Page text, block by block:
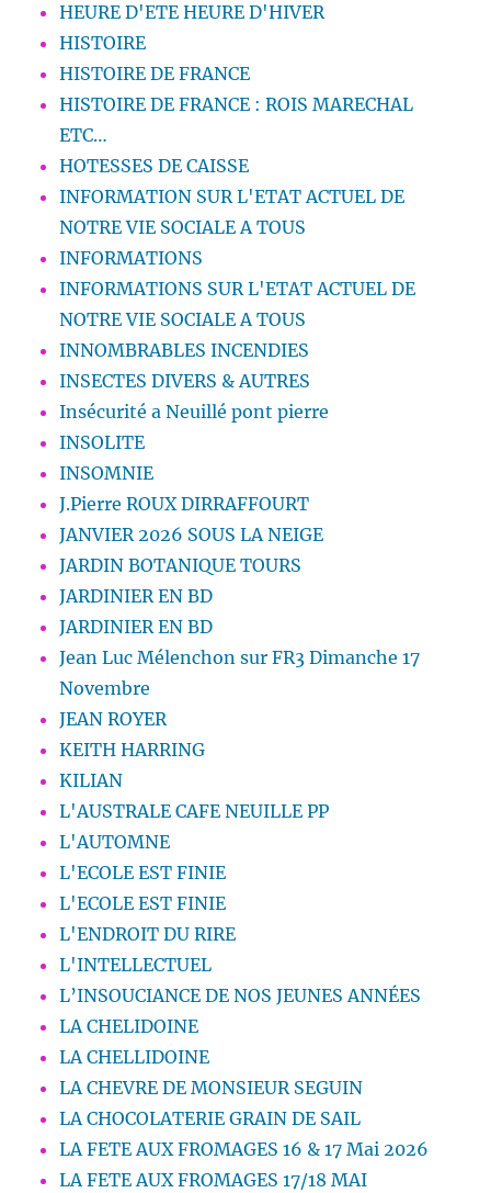
HEURE D'ETE HEURE D'HIVER
HISTOIRE
HISTOIRE DE FRANCE
HISTOIRE DE FRANCE : ROIS MARECHAL
ETC…
HOTESSES DE CAISSE
INFORMATION SUR L'ETAT ACTUEL DE
NOTRE VIE SOCIALE A TOUS
INFORMATIONS
INFORMATIONS SUR L'ETAT ACTUEL DE
NOTRE VIE SOCIALE A TOUS
INNOMBRABLES INCENDIES
INSECTES DIVERS & AUTRES
Insécurité a Neuillé pont pierre
INSOLITE
INSOMNIE
J.Pierre ROUX DIRRAFFOURT
JANVIER 2026 SOUS LA NEIGE
JARDIN BOTANIQUE TOURS
JARDINIER EN BD
JARDINIER EN BD
Jean Luc Mélenchon sur FR3 Dimanche 17
Novembre
JEAN ROYER
KEITH HARRING
KILIAN
L'AUSTRALE CAFE NEUILLE PP
L'AUTOMNE
L'ECOLE EST FINIE
L'ECOLE EST FINIE
L'ENDROIT DU RIRE
L'INTELLECTUEL
L’INSOUCIANCE DE NOS JEUNES ANNÉES
LA CHELIDOINE
LA CHELLIDOINE
LA CHEVRE DE MONSIEUR SEGUIN
LA CHOCOLATERIE GRAIN DE SAIL
LA FETE AUX FROMAGES 16 & 17 Mai 2026
LA FETE AUX FROMAGES 17/18 MAI